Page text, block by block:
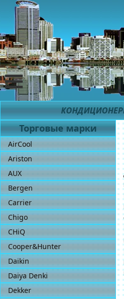
Торговые марки
AirCool
Ariston
AUX
Bergen
Carrier
Chigo
CHiQ
Cooper&Hunter
Daikin
Daiya Denki
Dekker